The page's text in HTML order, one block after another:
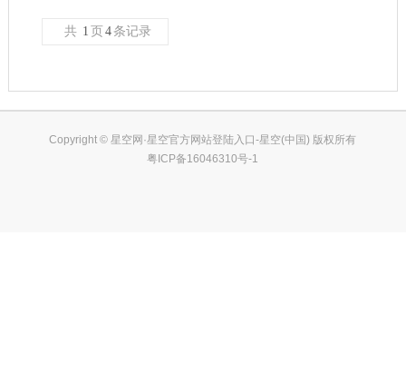
宇原装进口...